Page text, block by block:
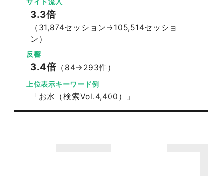
サイト流入
3.3倍
（31,874セッション→105,514セッショ
ン）
反響
3.4倍 （84→293件）
上位表示キーワード例
「お水（検索Vol.4,400）」